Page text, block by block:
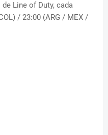
Line of Duty, cada
/ 23:00 (ARG / MEX /